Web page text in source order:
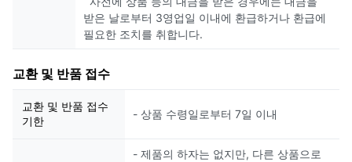
받은 날로부터 3영업일 이내에 환급하거나 환급에
필요한 조치를 취합니다.
교환 및 반품 접수
교환 및 반품 접수
기한
- 상품 수령일로부터 7일 이내
- 제품의 하자는 없지만, 다른 상품으로